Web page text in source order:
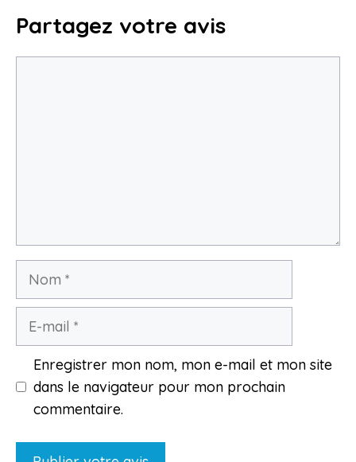
Partagez votre avis
Nom
Enregistrer mon nom, mon e-mail et mon site
dans le navigateur pour mon prochain
commentaire.